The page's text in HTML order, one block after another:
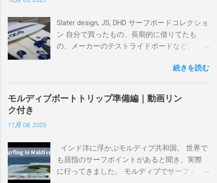
Slater design, JS, DHD サーフボードコレクショ
ン 自分で買ったもの、長期的に借りてたも
の、メーカーのテストライドボードなど、イ
を書き残しているページです。 記録と残して
るので、過去のボードたちはもうすでに人に
譲って、手元に無いのがほとんどだけど。 色
んなサーフボードに乗って、サーフィンの世
ーメイドビーチ 最もロングライドしてきたポ
イント スナッパー、レインボーベイ、グリ
ーンマウント、クーリービーチ、キラ、レノ
続きを読む
モルディブボートトリップ準備編｜動画リン
ク付き
11月 08, 2025
インド洋に浮かぶモルディブ共和国。 世界で
も屈指のサーフポイントがあると聞き、実際
に行ってきました。 モルディブでサーフィン